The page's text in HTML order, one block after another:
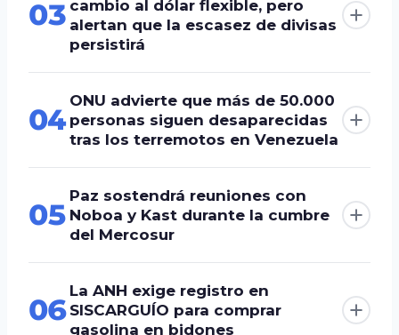
03 cambio al dólar flexible, pero
alertan que la escasez de divisas
persistirá
04
ONU advierte que más de 50.000
personas siguen desaparecidas
tras los terremotos en Venezuela
05
Paz sostendrá reuniones con
Noboa y Kast durante la cumbre
del Mercosur
06
La ANH exige registro en
SISCARGUÍO para comprar
gasolina en bidones